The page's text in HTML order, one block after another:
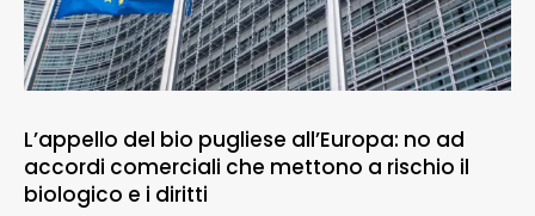
L’appello del bio pugliese all’Europa: no ad
accordi comerciali che mettono a rischio il
biologico e i diritti